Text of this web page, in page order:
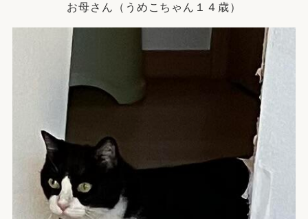
お母さん（うめこちゃん１４歳）